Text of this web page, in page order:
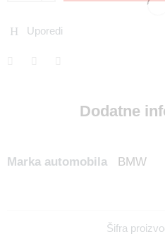
Uporedi
Dodatne
Marka automobila BMW
Šifra